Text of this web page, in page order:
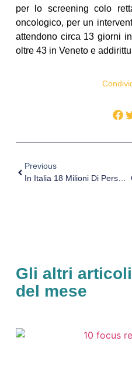
per lo screening colo
oncologico, per un
attendono circa 13 giorni
oltre 43 in Veneto e
Previous
In Italia 18 Milioni Di Persone Giocano D’azzardo
Gli altri
del mese